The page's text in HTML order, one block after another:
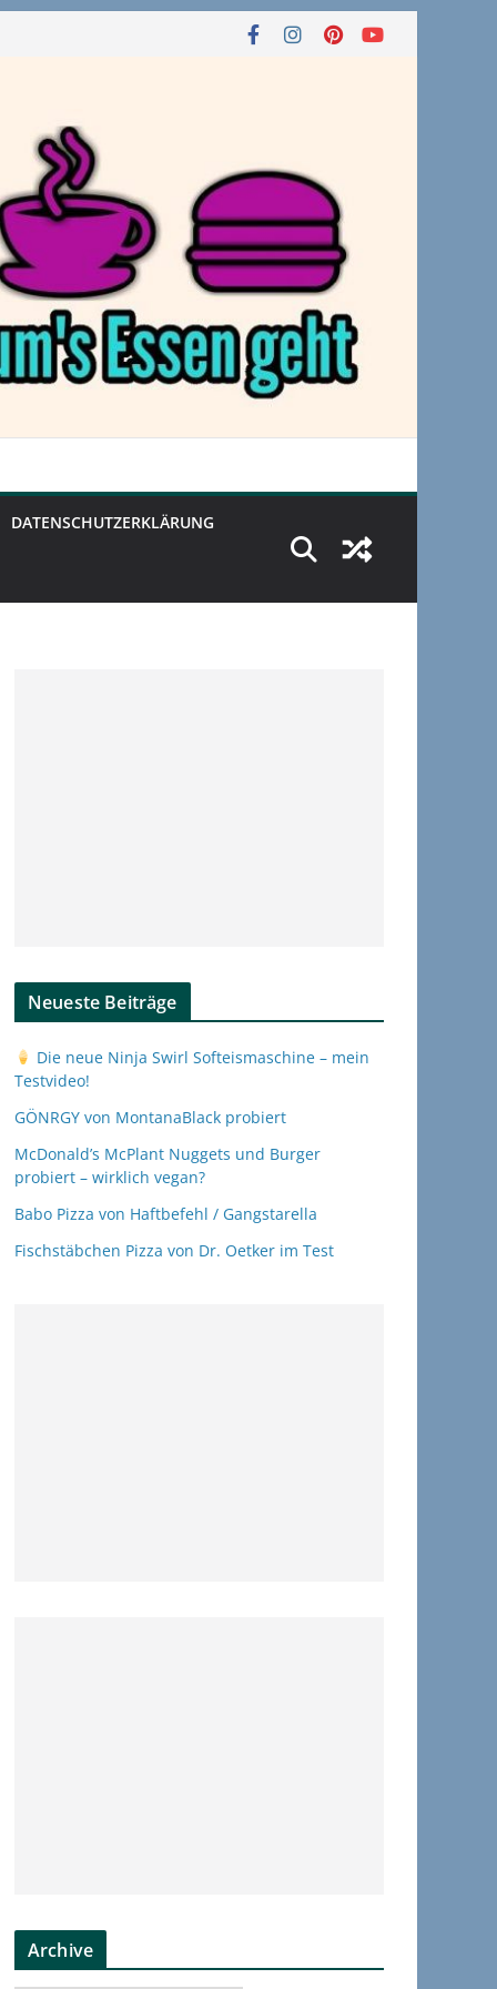
DATENSCHUTZERKLÄRUNG
Neueste Beiträge
Die neue Ninja Swirl Softeismaschine – mein
Testvideo!
GÖNRGY von MontanaBlack probiert
McDonald’s McPlant Nuggets und Burger
probiert – wirklich vegan?
Babo Pizza von Haftbefehl / Gangstarella
Fischstäbchen Pizza von Dr. Oetker im Test
Archive